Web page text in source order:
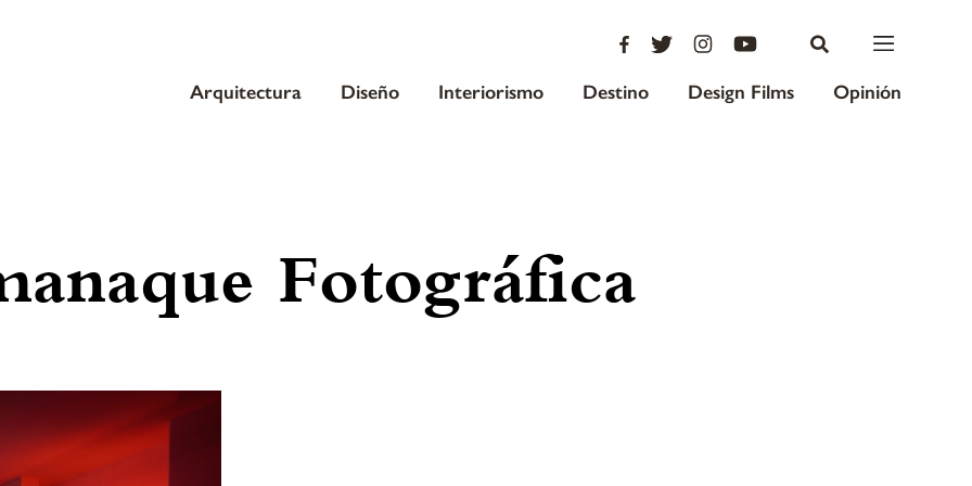
Arquitectura Diseño Interiorismo Destino Design Films Opinión
Fotográfica